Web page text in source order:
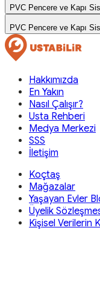
PVC Pencere ve Kapı
PVC Pencere ve Kapı
Hakkımızda
En Yakın
Nasıl Çalışır?
Usta Rehberi
Medya Merkezi
SSS
İletişim
Koçtaş
Mağazalar
Yaşayan Evler
Üyelik
Kişisel Verilerin